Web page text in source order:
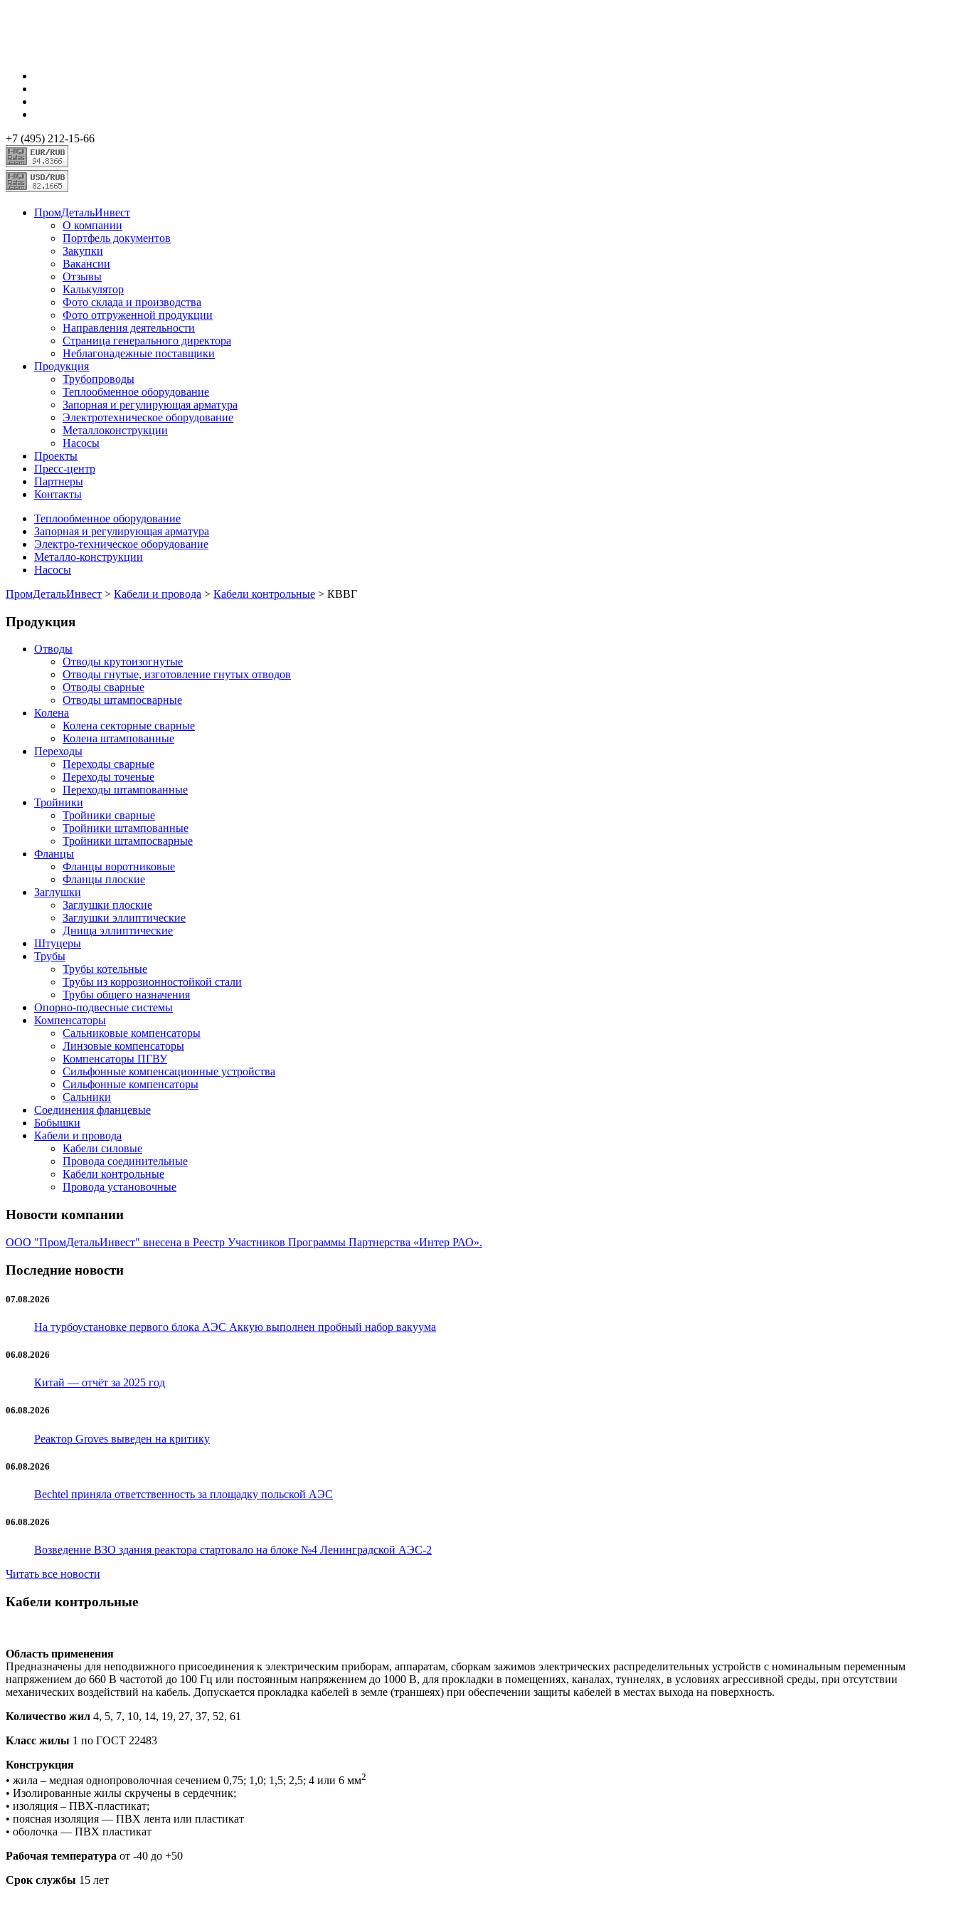
+7 (495) 212-15-66
ПромДетальИнвест
О компании
Портфель документов
Закупки
Вакансии
Отзывы
Калькулятор
Фото склада и производства
Фото отгруженной продукции
Направления деятельности
Страница генерального директора
Неблагонадежные поставщики
Продукция
Трубопроводы
Теплообменное оборудование
Запорная и регулирующая арматура
Электротехническое оборудование
Металлоконструкции
Насосы
Проекты
Пресс-центр
Партнеры
Контакты
Теплообменное оборудование
Запорная и регулирующая арматура
Электро-техническое оборудование
Металло-конструкции
Насосы
ПромДетальИнвест > Кабели и провода > Кабели контрольные > КВВГ
Продукция
Отводы
Отводы крутоизогнутые
Отводы гнутые, изготовление гнутых отводов
Отводы сварные
Отводы штампосварные
Колена
Колена секторные сварные
Колена штампованные
Переходы
Переходы сварные
Переходы точеные
Переходы штампованные
Тройники
Тройники сварные
Тройники штампованные
Тройники штампосварные
Фланцы
Фланцы воротниковые
Фланцы плоские
Заглушки
Заглушки плоские
Заглушки эллиптические
Днища эллиптические
Штуцеры
Трубы
Трубы котельные
Трубы из коррозионностойкой стали
Трубы общего назначения
Опорно-подвесные системы
Компенсаторы
Сальниковые компенсаторы
Линзовые компенсаторы
Компенсаторы ПГВУ
Сильфонные компенсационные устройства
Сильфонные компенсаторы
Сальники
Соединения фланцевые
Бобышки
Кабели и провода
Кабели силовые
Провода соединительные
Кабели контрольные
Провода установочные
Новости компании
ООО "ПромДетальИнвест" внесена в Реестр Участников Программы Партнерства «Интер РАО».
Последние новости
07.08.2026
На турбоустановке первого блока АЭС Аккую выполнен пробный набор вакуума
06.08.2026
Китай — отчёт за 2025 год
06.08.2026
Реактор Groves выведен на критику
06.08.2026
Bechtel приняла ответственность за площадку польской АЭС
06.08.2026
Возведение ВЗО здания реактора стартовало на блоке №4 Ленинградской АЭС-2
Читать все новости
Кабели контрольные
Область применения
Предназначены для неподвижного присоединения к электрическим приборам, аппаратам, сборкам зажимов электрических распределительных устройств с номинальным переменным
напряжением до 660 В частотой до 100 Гц или постоянным напряжением до 1000 В, для прокладки в помещениях, каналах, туннелях, в условиях агрессивной среды, при отсутствии
механических воздействий на кабель. Допускается прокладка кабелей в земле (траншеях) при обеспечении защиты кабелей в местах выхода на поверхность.
Количество жил 4, 5, 7, 10, 14, 19, 27, 37, 52, 61
Класс жилы 1 по ГОСТ 22483
Конструкция
• жила – медная однопроволочная сечением 0,75; 1,0; 1,5; 2,5; 4 или 6 мм2
• Изолированные жилы скручены в сердечник;
• изоляция – ПВХ-пластикат;
• поясная изоляция — ПВХ лента или пластикат
• оболочка — ПВХ пластикат
Рабочая температура от -40 до +50
Срок службы 15 лет